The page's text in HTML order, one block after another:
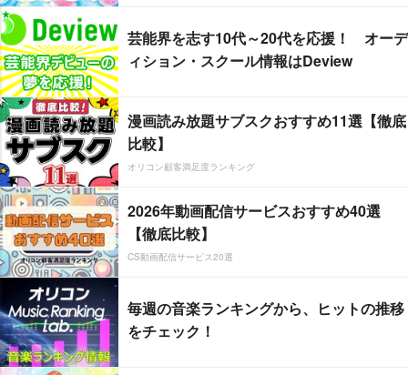
芸能界を志す10代～20代を応援！ オーデ
ィション・スクール情報はDeview
漫画読み放題サブスクおすすめ11選【徹底
比較】
オリコン顧客満足度ランキング
2026年動画配信サービスおすすめ40選
【徹底比較】
CS動画配信サービス20選
毎週の音楽ランキングから、ヒットの推移
をチェック！